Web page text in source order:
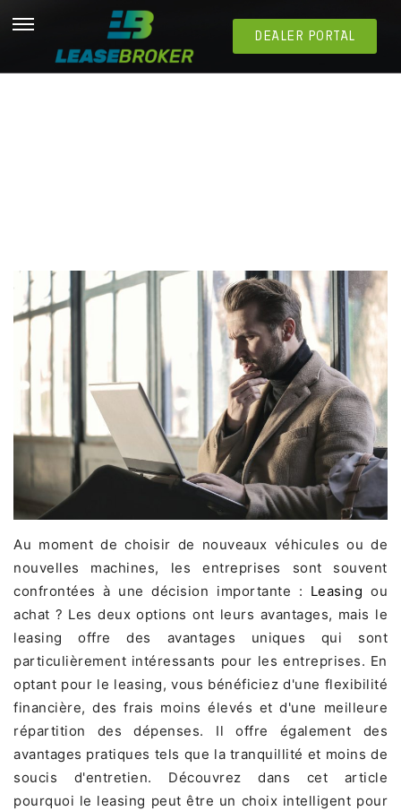
DEALER PORTAL
Au moment de choisir de nouveaux véhicules ou de
nouvelles machines, les entreprises sont souvent
confrontées à une décision importante : Leasingou
achat ? Les deux options ont leurs avantages, mais le
leasing offre des avantages uniques qui sont
particulièrement intéressants pour les entreprises. En
optant pour le leasing, vous bénéficiez d'une flexibilité
financière, des frais moins élevés et d'une meilleure
répartition des dépenses. Il offre également des
avantages pratiques tels que la tranquillité et moins de
soucis d'entretien. Découvrez dans cet article
pourquoi le leasing peut être un choix intelligent pour